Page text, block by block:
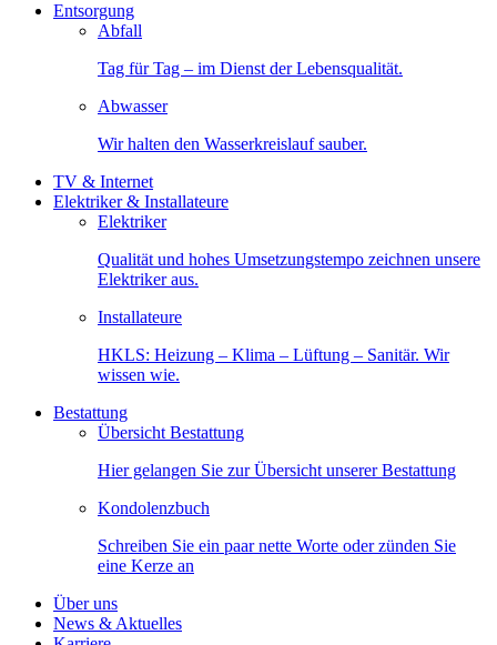
Entsorgung
Abfall
Tag für Tag – im Dienst der Lebensqualität.
Abwasser
Wir halten den Wasserkreislauf sauber.
TV & Internet
Elektriker & Installateure
Elektriker
Qualität und hohes Umsetzungstempo zeichnen unsere
Elektriker aus.
Installateure
HKLS: Heizung – Klima – Lüftung – Sanitär. Wir
wissen wie.
Bestattung
Übersicht Bestattung
Hier gelangen Sie zur Übersicht unserer Bestattung
Kondolenzbuch
Schreiben Sie ein paar nette Worte oder zünden Sie
eine Kerze an
Über uns
News & Aktuelles